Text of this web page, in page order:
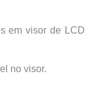
em visor de LCD
no visor.